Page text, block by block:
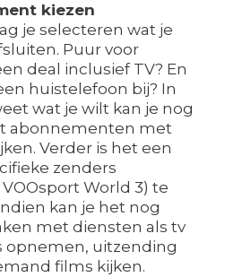
kiezen
je selecteren wat je
Puur voor
deal inclusief TV? En
huistelefoon bij? In
wat je wilt kan je nog
abonnementen met
Verder is het een
zenders
World 3) te
kan je het nog
met diensten als tv
opnemen, uitzending
films kijken.